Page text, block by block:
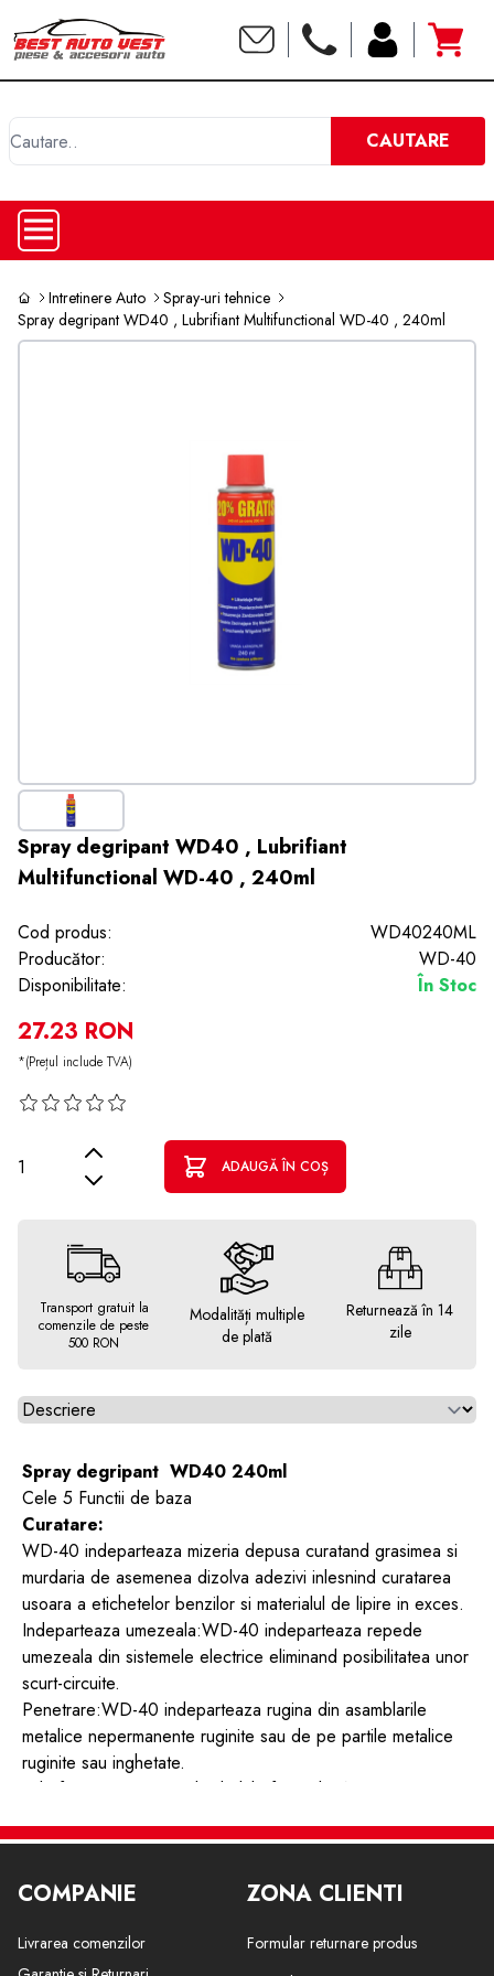
CAUTARE
Intretinere Auto
Spray-uri tehnice
Spray degripant WD40 , Lubrifiant Multifunctional WD-40 , 240ml
Spray degripant WD40 , Lubrifiant
Multifunctional WD-40 , 240ml
Cod produs:
WD40240ML
Producător:
WD-40
Disponibilitate:
În Stoc
27.23 RON
*(Prețul include TVA)
ADAUGĂ ÎN COȘ
Transport gratuit la
comenzile de peste
500 RON
Modalități multiple
de plată
Returnează în 14
zile
Alegeti tab
Spray degripant WD40 240ml
Cele 5 Functii de baza
Curatare:
WD-40 indeparteaza mizeria depusa curatand grasimea si
murdaria de asemenea dizolva adezivi inlesnind curatarea
usoara a etichetelor benzilor si materialul de lipire in exces.
Indeparteaza umezeala:WD-40 indeparteaza repede
umezeala din sistemele electrice eliminand posibilitatea unor
scurt-circuite.
Penetrare:WD-40 indeparteaza rugina din asamblarile
metalice nepermanente ruginite sau de pe partile metalice
ruginite sau inghetate.
Lubrifiaza:
Componentele de lubrifiere ale WD-40 sunt
accesibile.
componentelor sale chimice rezistente la coroziune
Casa si gradina
COMPANIE
Livrarea comenzilor
ZONA CLIENTI
Formular returnare produs